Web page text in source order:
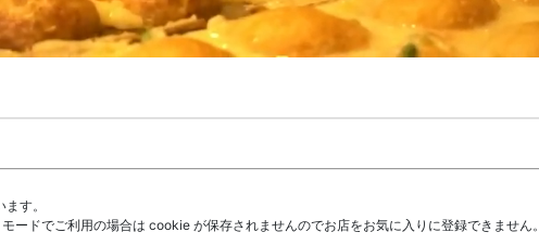
す。
ードでご利用の場合は cookie が保存されませんのでお店をお気に入りに登録できません。